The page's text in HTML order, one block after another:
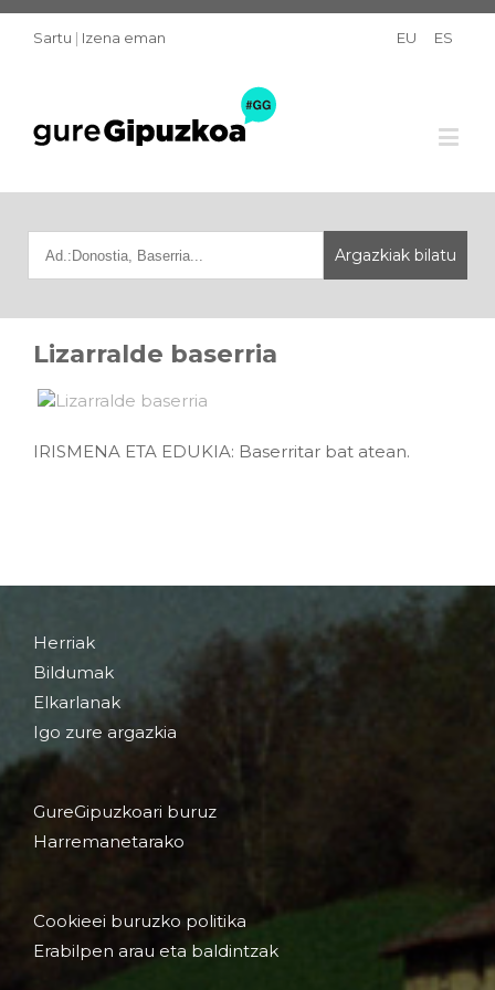
Sartu | Izena eman EU ES
Lizarralde baserria
IRISMENA ETA EDUKIA: Baserritar bat atean.
Herriak
Bildumak
Elkarlanak
Igo zure argazkia
GureGipuzkoari buruz
Harremanetarako
Cookieei buruzko politika
Erabilpen arau eta baldintzak